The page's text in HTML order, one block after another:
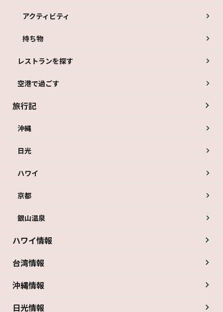
アクティビティ
持ち物
レストランを探す
空港で過ごす
旅行記
沖縄
日光
ハワイ
京都
銀山温泉
ハワイ情報
台湾情報
沖縄情報
日光情報